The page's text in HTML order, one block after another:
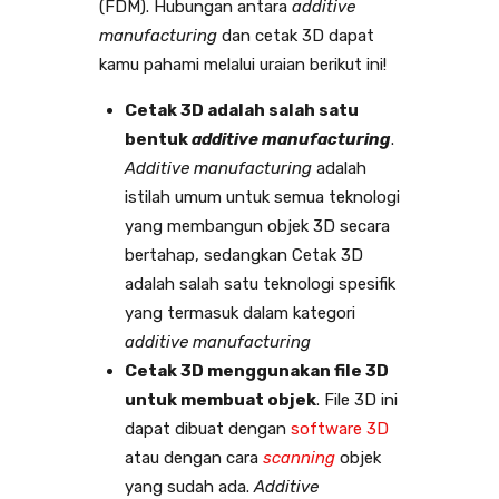
(FDM). Hubungan antara additive
manufacturing dan cetak 3D dapat
kamu pahami melalui uraian berikut ini!
Cetak 3D adalah salah satu
bentukadditive manufacturing.
Additive manufacturingadalah
istilah umum untuk semua teknologi
yang membangun objek 3D secara
bertahap, sedangkan Cetak 3D
adalah salah satu teknologi spesifik
yang termasuk dalam kategori
additive manufacturing
Cetak 3D menggunakan file 3D
untuk membuat objek. File 3D ini
dapat dibuat dengan software 3D
atau dengan cara scanningobjek
yang sudah ada.Additive